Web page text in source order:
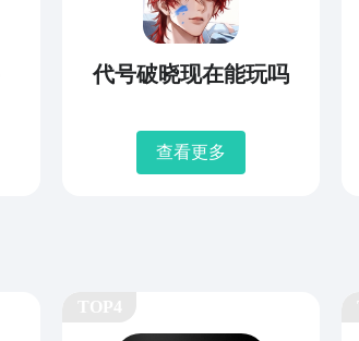
代号破晓现在能玩吗
查看更多